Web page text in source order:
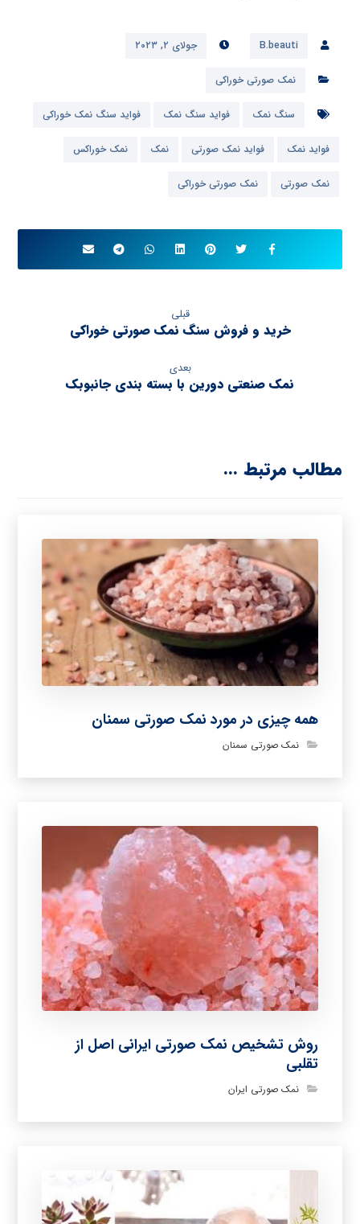
B.beauti جولای ۲, ۲۰۲۳
نمک صورتی خوراکی
سنگ نمک فواید سنگ نمک فواید سنگ نمک خوراکی
فواید نمک فواید نمک صورتی نمک نمک خوراکس
نمک صورتی نمک صورتی خوراکی
قبلی
خرید و فروش سنگ نمک صورتی خوراکی
بعدی
نمک صنعتی دورین با بسته بندی جانبوبک
مطالب مرتبط ...
همه چیزی در مورد نمک صورتی سمنان
نمک صورتی سمنان
روش تشخیص نمک صورتی ایرانی اصل از
تقلبی
نمک صورتی ایران